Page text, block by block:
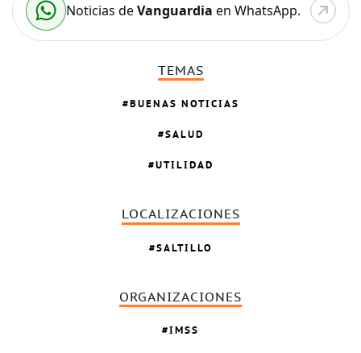
Noticias deVanguardia en WhatsApp.
TEMAS
BUENAS NOTICIAS
SALUD
UTILIDAD
LOCALIZACIONES
SALTILLO
ORGANIZACIONES
IMSS